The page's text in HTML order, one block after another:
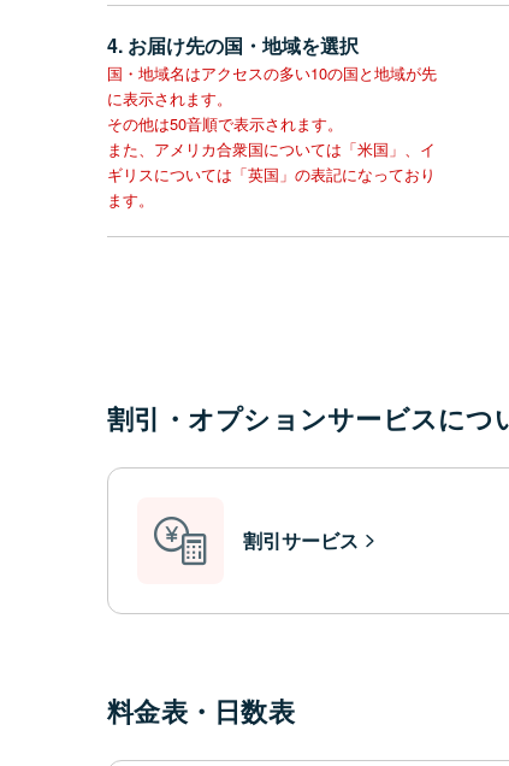
4. お届け先の国・地域を選択
国・地域名はアクセスの多い10の国と地域が先
に表示されます。
その他は50音順で表示されます。
また、アメリカ合衆国については「米国」、イ
ギリスについては「英国」の表記になっており
ます。
割引・オプションサービスにつ
割引サービス
料金表・日数表